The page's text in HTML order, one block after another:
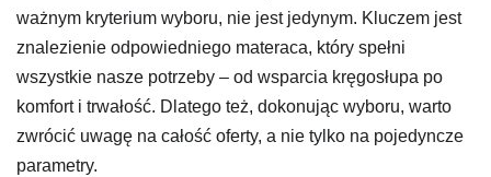
ważnym kryterium wyboru, nie jest jedynym. Kluczem jest
znalezienie odpowiedniego materaca, który spełni
wszystkie nasze potrzeby – od wsparcia kręgosłupa po
komfort i trwałość. Dlatego też, dokonując wyboru, warto
zwrócić uwagę na całość oferty, a nie tylko na pojedyncze
parametry.